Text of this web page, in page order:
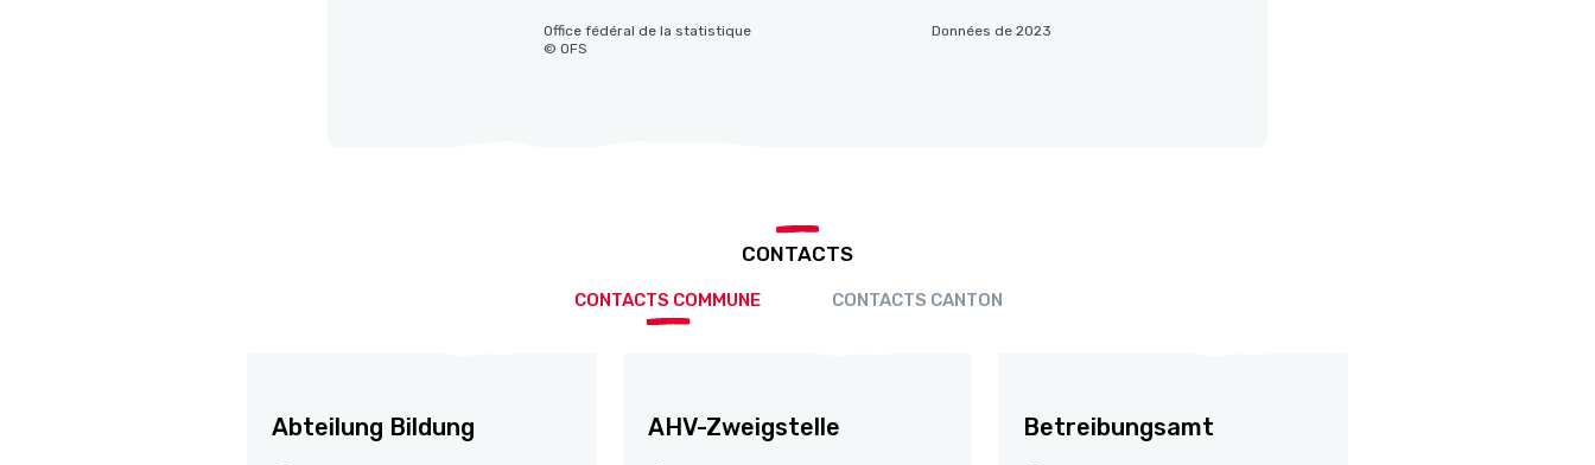
Données de 2023
Office fédéral de la statistique
© OFS
CONTACTS
CONTACTS COMMUNE CONTACTS CANTON
Abteilung Bildung AHV-Zweigstelle Betreibungsamt